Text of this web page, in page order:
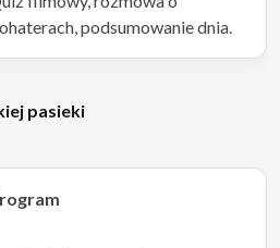
podsumowanie dnia.
pasieki